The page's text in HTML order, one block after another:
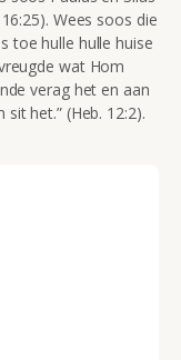
Wees soos die
toe hulle hulle huise
wat Hom
verag het en aan
het.” (Heb. 12:2).